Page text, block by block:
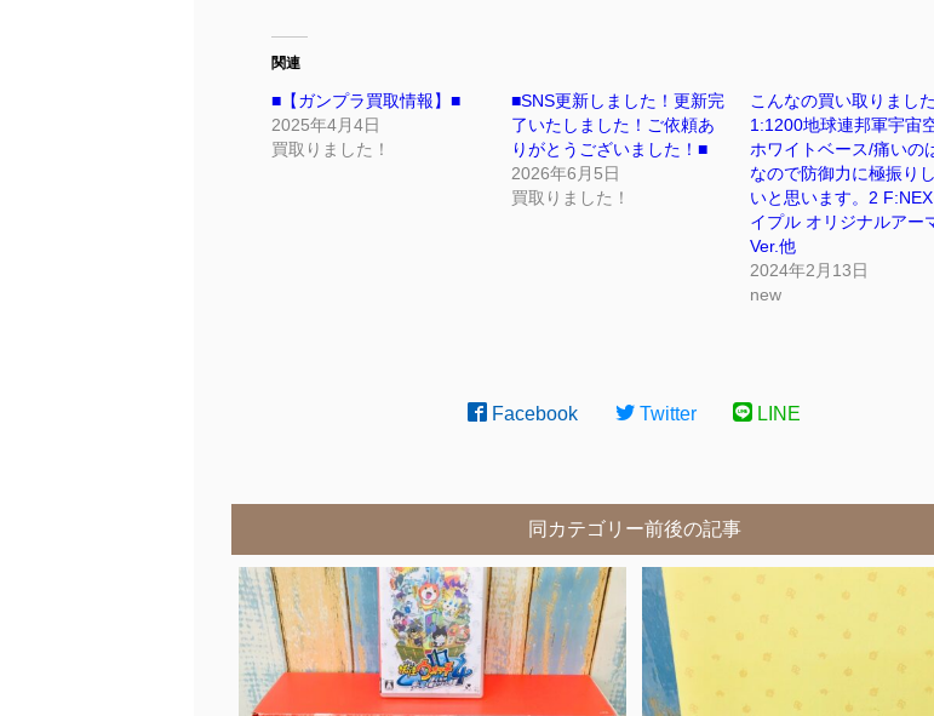
関連
■【ガンプラ買取情報】■
2025年4月4日
買取りました！
■SNS更新しました！更新完
了いたしました！ご依頼あ
りがとうございました！■
2026年6月5日
買取りました！
こんなの買い取りました
1:1200地球連邦軍宇宙
ホワイトベース/痛いの
なので防御力に極振り
いと思います。2
イプル オリジナルアー
Ver.他
2024年2月13日
new
Facebook Twitter LINE
同カテゴリー前後の記事